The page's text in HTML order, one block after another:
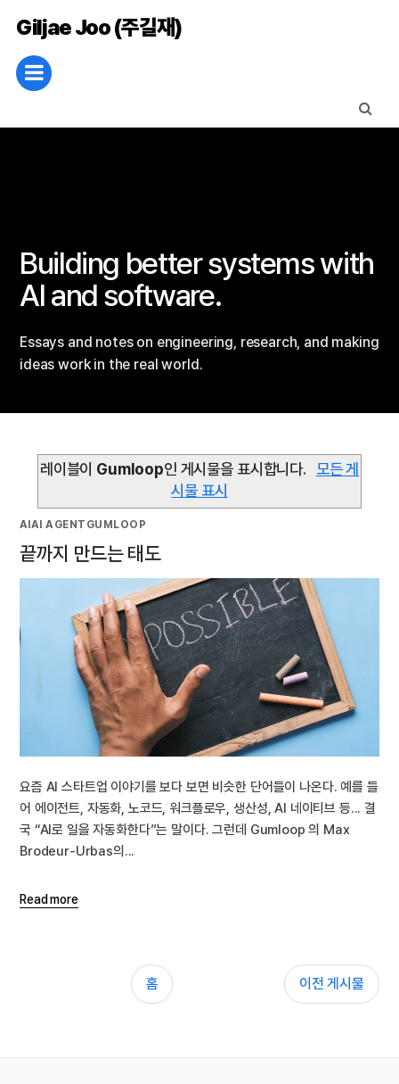
Giljae Joo (주길재)
Building better systems with
AI and software.
Essays and notes on engineering, research, and making
ideas work in the real world.
레이블이 Gumloop인 게시물을 표시합니다.
모든 게
시물 표시
AIAI AGENT GUMLOOP
끝까지 만드는 태도
요즘 AI 스타트업 이야기를 보다 보면 비슷한 단어들이 나온다. 예를 들
어 에이전트, 자동화, 노코드, 워크플로우, 생산성, AI 네이티브 등... 결
국 “AI로 일을 자동화한다”는 말이다. 그런데 Gumloop 의 Max
Brodeur-Urbas의...
Read more
이전 게시물
홈